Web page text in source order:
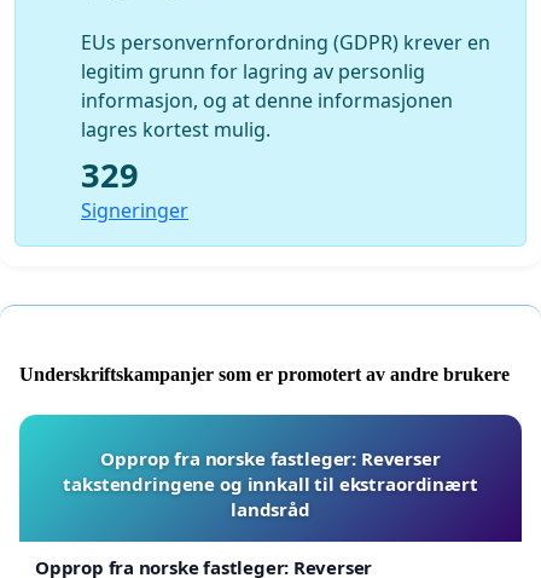
EUs personvernforordning (GDPR) krever en
legitim grunn for lagring av personlig
informasjon, og at denne informasjonen
lagres kortest mulig.
329
Signeringer
Underskriftskampanjer som er promotert av andre brukere
Opprop fra norske fastleger: Reverser
takstendringene og innkall til ekstraordinært
landsråd
Opprop fra norske fastleger: Reverser